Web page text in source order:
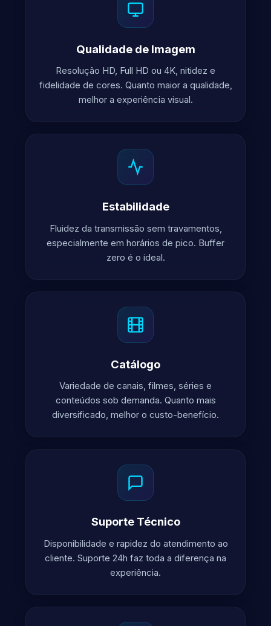
Qualidade de Imagem
Resolução HD, Full HD ou 4K, nitidez e
fidelidade de cores. Quanto maior a qualidade,
melhor a experiência visual.
Estabilidade
Fluidez da transmissão sem travamentos,
especialmente em horários de pico. Buffer
zero é o ideal.
Catálogo
Variedade de canais, filmes, séries e
conteúdos sob demanda. Quanto mais
diversificado, melhor o custo-benefício.
Suporte Técnico
Disponibilidade e rapidez do atendimento ao
cliente. Suporte 24h faz toda a diferença na
experiência.